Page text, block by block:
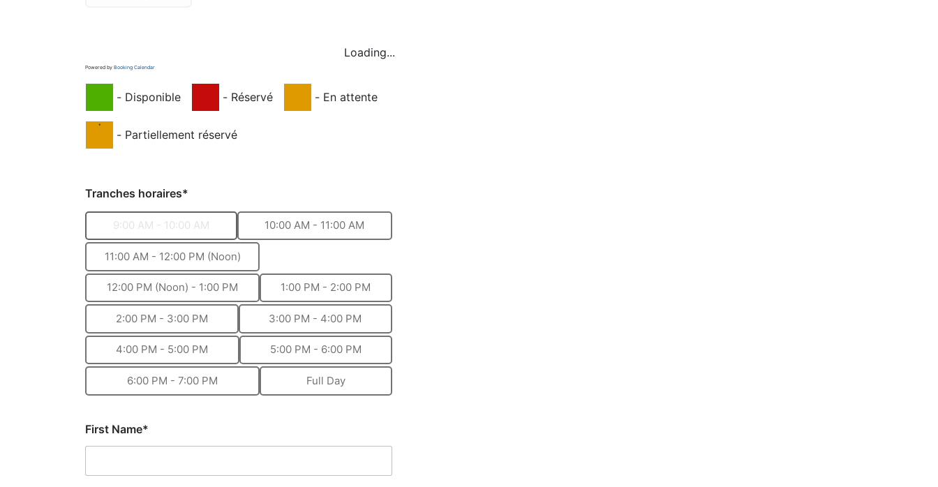
Loading...
Powered by Booking Calendar
- Disponible - Réservé - En attente
·
- Partiellement réservé
Tranches horaires*
9:00 AM - 10:00 AM 10:00 AM - 11:00 AM
11:00 AM - 12:00 PM (Noon)
12:00 PM (Noon) - 1:00 PM 1:00 PM - 2:00 PM
2:00 PM - 3:00 PM 3:00 PM - 4:00 PM
4:00 PM - 5:00 PM 5:00 PM - 6:00 PM
6:00 PM - 7:00 PM Full Day
First Name*